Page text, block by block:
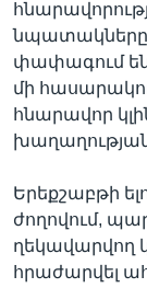
փափագում են
մի
հնարավոր
խաղաղության
Երեքշաբթի
ժողովում,
ղեկավարվող
հրաժարվել